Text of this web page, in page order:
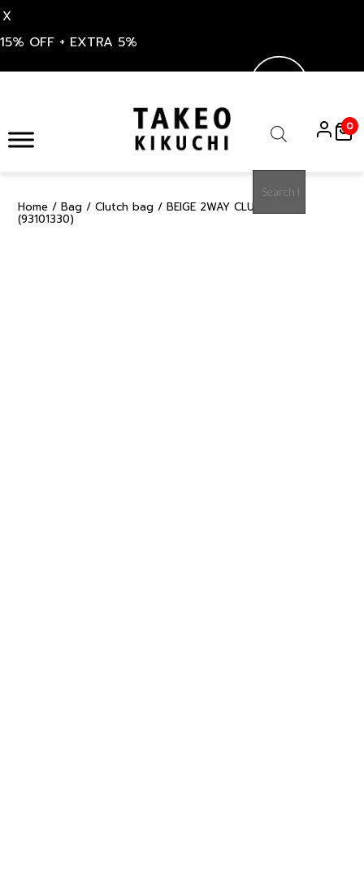
X
15% OFF + EXTRA 5%
content
search
0
Home / Bag / Clutch bag / BEIGE 2WAY CLUTCH BAG
(93101330)